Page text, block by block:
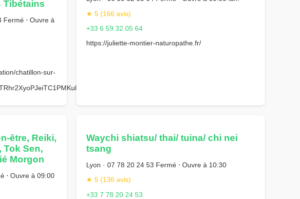
Tibétains
Fermé ⋅ Ouvre à
chatillon-sur-
★ 5 (166 avis)
+33 6 59 32 05 64
https://juliette-montier-naturopathe.fr/
être, Reiki,
Tok Sen,
Morgon
⋅ Ouvre à 09:00
Waychi shiatsu/ thai/ tuina/ chi nei
tsang
Lyon · 07 78 20 24 53 Fermé ⋅ Ouvre à 10:30
★ 5 (136 avis)
+33 7 78 20 24 53